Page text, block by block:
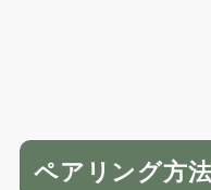
ペアリング方